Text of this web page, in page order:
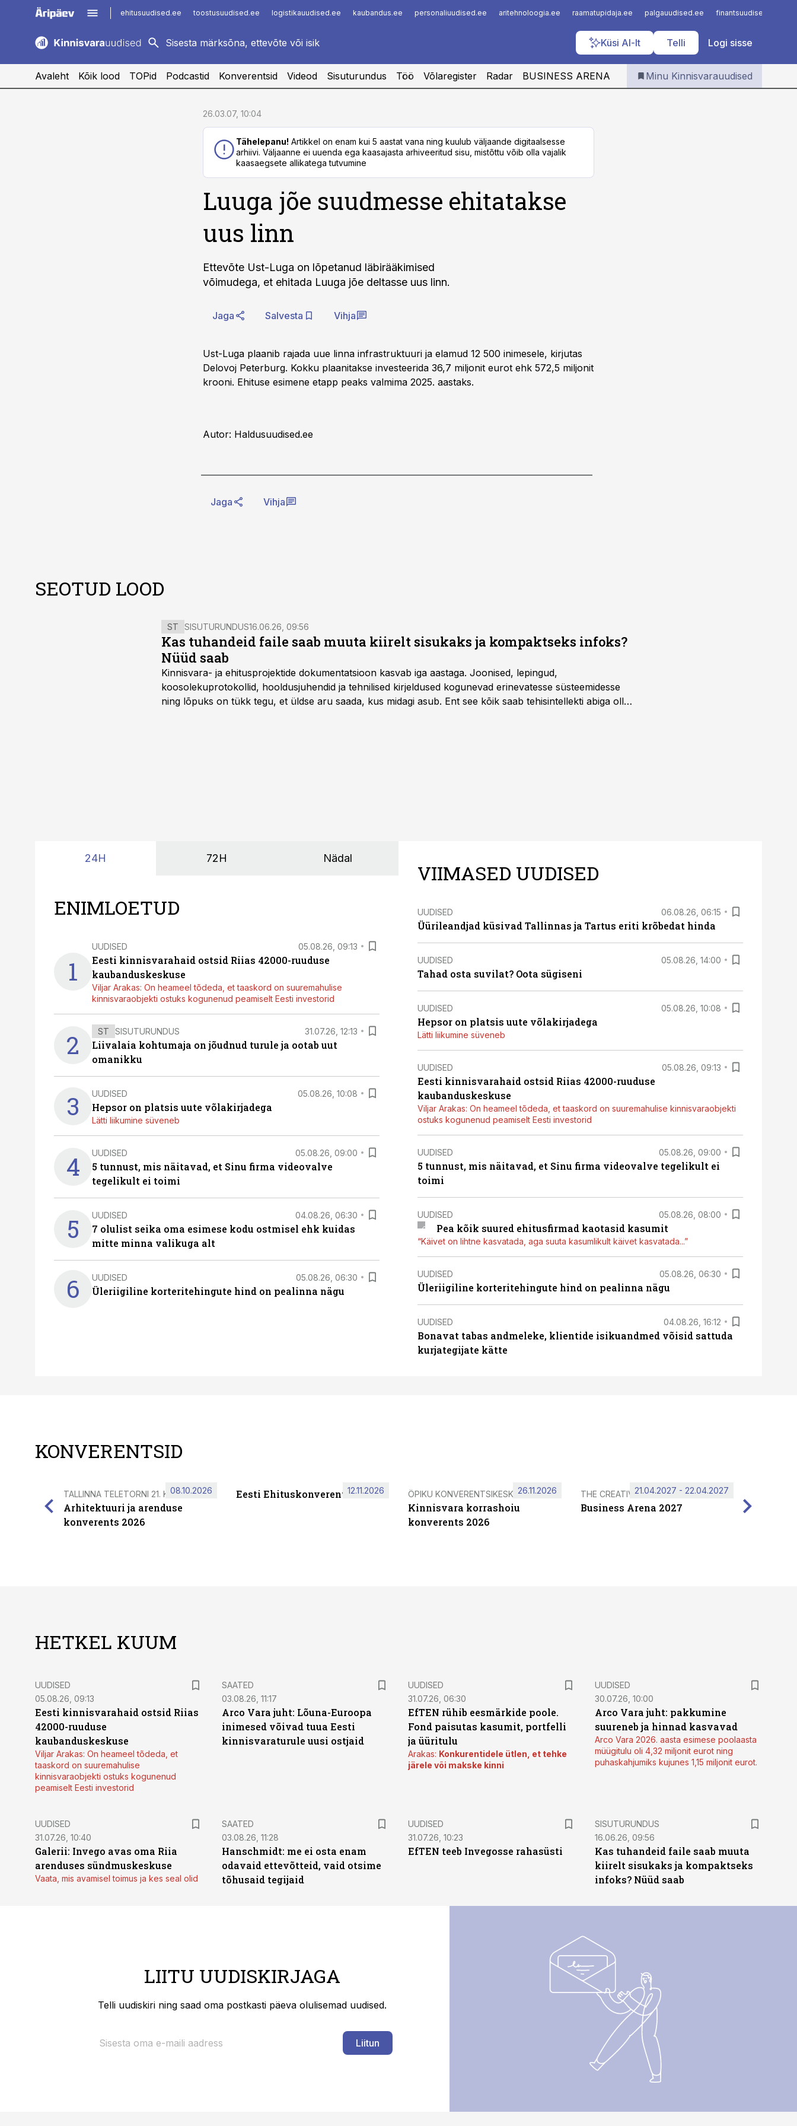
ehitusuudised.ee toostusuudised.ee logistikauudised.ee kaubandus.ee personaliuudised.ee aritehnoloogia.ee raamatupidaja.ee palgauudised.ee finantsuudised.ee
Küsi AI-lt Telli Logi sisse
kaubandus.ee
logistikauudised.ee
imelineajalugu.ee
Infopank
Iseteenindus
Telli Kinnisvarauudised
Avaleht Kõik lood TOPid Podcastid Konverentsid Videod Sisuturundus Töö Võlaregister Radar BUSINESS ARENA Minu Kinnisvarauudised
26.03.07, 10:04
Tähelepanu! Artikkel on enam kui 5 aastat vana ning kuulub väljaande digitaalsesse
arhiivi. Väljaanne ei uuenda ega kaasajasta arhiveeritud sisu, mistõttu võib olla vajalik
kaasaegsete allikatega tutvumine
Luuga jõe suudmesse ehitatakse
uus linn
Ettevõte Ust-Luga on lõpetanud läbirääkimised
võimudega, et ehitada Luuga jõe deltasse uus linn.
Jaga Salvesta Vihja
Ust-Luga plaanib rajada uue linna infrastruktuuri ja elamud 12 500 inimesele, kirjutas
Delovoj Peterburg. Kokku plaanitakse investeerida 36,7 miljonit eurot ehk 572,5 miljonit
krooni. Ehituse esimene etapp peaks valmima 2025. aastaks.
Autor: Haldusuudised.ee
Jaga Vihja
SEOTUD LOOD
ST SISUTURUNDUS16.06.26, 09:56
Kas tuhandeid faile saab muuta kiirelt sisukaks ja kompaktseks infoks?
Nüüd saab
Kinnisvara- ja ehitusprojektide dokumentatsioon kasvab iga aastaga. Joonised, lepingud,
koosolekuprotokollid, hooldusjuhendid ja tehnilised kirjeldused kogunevad erinevatesse süsteemidesse
ning lõpuks on tükk tegu, et üldse aru saada, kus midagi asub. Ent see kõik saab tehisintellekti abiga olla
24H 72H Nädal
ENIMLOETUD
1
UUDISED 05.08.26, 09:13
Eesti kinnisvarahaid ostsid Riias 42000-ruuduse
kaubanduskeskuse
Viljar Arakas: On heameel tõdeda, et taaskord on suuremahulise
kinnisvaraobjekti ostuks kogunenud peamiselt Eesti investorid
2 ST SISUTURUNDUS 31.07.26, 12:13
Liivalaia kohtumaja on jõudnud turule ja ootab uut
omanikku
3 UUDISED 05.08.26, 10:08
Hepsor on platsis uute võlakirjadega
Lätti liikumine süveneb
4 UUDISED 05.08.26, 09:00
5 tunnust, mis näitavad, et Sinu firma videovalve
tegelikult ei toimi
5 UUDISED 04.08.26, 06:30
7 olulist seika oma esimese kodu ostmisel ehk kuidas
mitte minna valikuga alt
6 UUDISED 05.08.26, 06:30
Üleriigiline korteritehingute hind on pealinna nägu
VIIMASED UUDISED
UUDISED 06.08.26, 06:15
Üürileandjad küsivad Tallinnas ja Tartus eriti krõbedat hinda
UUDISED 05.08.26, 14:00
Tahad osta suvilat? Oota sügiseni
UUDISED 05.08.26, 10:08
Hepsor on platsis uute võlakirjadega
Lätti liikumine süveneb
UUDISED 05.08.26, 09:13
Eesti kinnisvarahaid ostsid Riias 42000-ruuduse
kaubanduskeskuse
Viljar Arakas: On heameel tõdeda, et taaskord on suuremahulise kinnisvaraobjekti
ostuks kogunenud peamiselt Eesti investorid
UUDISED 05.08.26, 09:00
5 tunnust, mis näitavad, et Sinu firma videovalve tegelikult ei
toimi
UUDISED 05.08.26, 08:00
Pea kõik suured ehitusfirmad kaotasid kasumit
“Käivet on lihtne kasvatada, aga suuta kasumlikult käivet kasvatada...”
UUDISED 05.08.26, 06:30
Üleriigiline korteritehingute hind on pealinna nägu
UUDISED 04.08.26, 16:12
Bonavat tabas andmeleke, klientide isikuandmed võisid sattuda
kurjategijate kätte
KONVERENTSID
TALLINNA TELETORNI 21. KORRUSEL
Arhitektuuri ja arenduse
konverents 2026
08.10.2026 Eesti Ehituskonverents 2026
12.11.2026 ÖPIKU KONVERENTSIKESKUS
Kinnisvara korrashoiu
konverents 2026
26.11.2026 THE CREATIVE HUB
Business Arena 2027
21.04.2027 - 22.04.2027
HETKEL KUUM
UUDISED
05.08.26, 09:13
Eesti kinnisvarahaid ostsid Riias
42000-ruuduse
kaubanduskeskuse
Viljar Arakas: On heameel tõdeda, et
taaskord on suuremahulise
kinnisvaraobjekti ostuks kogunenud
peamiselt Eesti investorid
SAATED
03.08.26, 11:17
Arco Vara juht: Lõuna-Euroopa
inimesed võivad tuua Eesti
kinnisvaraturule uusi ostjaid
UUDISED
31.07.26, 06:30
EfTEN rühib eesmärkide poole.
Fond paisutas kasumit, portfelli
ja üüritulu
Arakas: Konkurentidele ütlen, et tehke
järele või makske kinni
UUDISED
30.07.26, 10:00
Arco Vara juht: pakkumine
suureneb ja hinnad kasvavad
Arco Vara 2026. aasta esimese poolaasta
müügitulu oli 4,32 miljonit eurot ning
puhaskahjumiks kujunes 1,15 miljonit eurot.
UUDISED
31.07.26, 10:40
Galerii: Invego avas oma Riia
arenduses sündmuskeskuse
Vaata, mis avamisel toimus ja kes seal olid
SAATED
03.08.26, 11:28
Hanschmidt: me ei osta enam
odavaid ettevõtteid, vaid otsime
tõhusaid tegijaid
UUDISED
31.07.26, 10:23
EfTEN teeb Invegosse rahasüsti
ST
SISUTURUNDUS
16.06.26, 09:56
Kas tuhandeid faile saab muuta
kiirelt sisukaks ja kompaktseks
infoks? Nüüd saab
LIITU UUDISKIRJAGA
Telli uudiskiri ning saad oma postkasti päeva olulisemad uudised.
Liitun